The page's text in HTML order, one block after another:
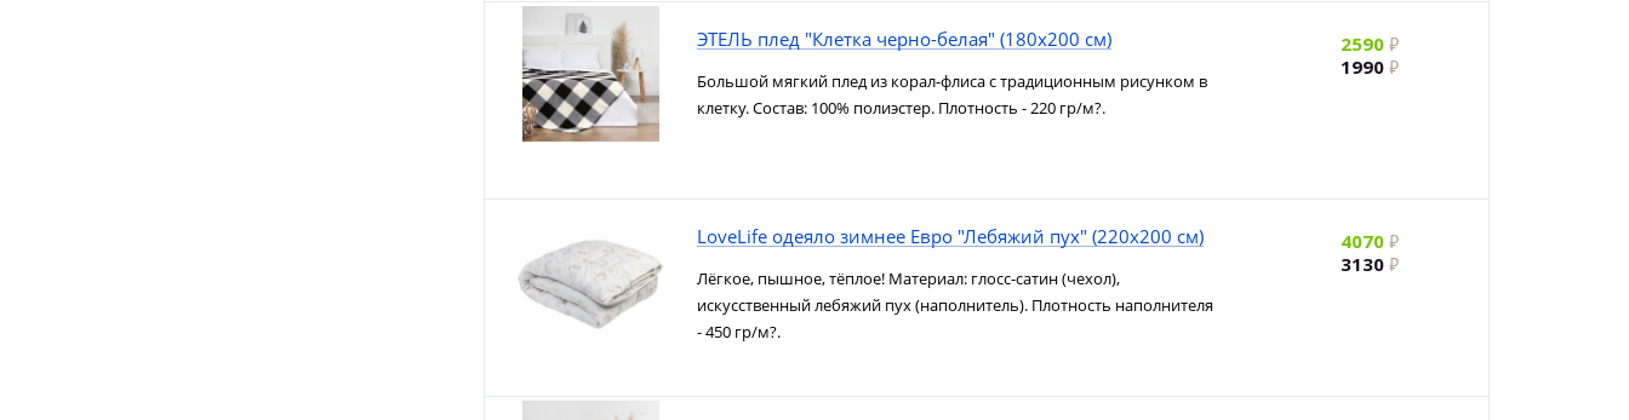
ЭТЕЛЬ плед "Клетка черно-белая" (180х200 см)
Большой мягкий плед из корал-флиса с традиционным рисунком в
клетку. Состав: 100% полиэстер. Плотность - 220 гр/м?.
2590
1990
LoveLife одеяло зимнее Евро "Лебяжий пух" (220х200 см)
Лёгкое, пышное, тёплое! Материал: глосс-сатин (чехол),
искусственный лебяжий пух (наполнитель). Плотность наполнителя
- 450 гр/м?.
4070
3130